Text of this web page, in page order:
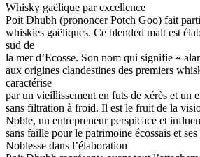
Whisky gaëlique par excellence
Poit Dhubh (prononcer Potch Goo) fait
whiskies gaëliques. Ce blended malt est
sud de
la mer d’Ecosse. Son nom qui signifie «
aux origines clandestines des premiers
caractérise
par un vieillissement en futs de xérès et un
sans filtration à froid. Il est le fruit de la
Noble, un entrepreneur perspicace et
sans faille pour le patrimoine écossais et
Noblesse dans l’élaboration